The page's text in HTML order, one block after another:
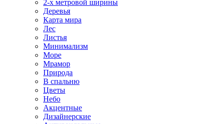
2-х метровой ширины
Деревья
Карта мира
Лес
Листья
Минимализм
Море
Мрамор
Природа
В спальню
Цветы
Небо
Акцентные
Дизайнерские